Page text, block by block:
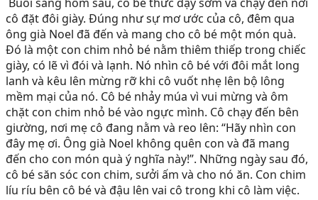
cô đặt đôi giày. Đúng như sự mơ ước của cô, đêm qua
ông già Noel đã đến và mang cho cô bé một món quà.
Đó là một con chim nhỏ bé nằm thiêm thiếp trong chiếc
giày, có lẽ vì đói và lạnh. Nó nhìn cô bé với đôi mắt long
lanh và kêu lên mừng rỡ khi cô vuốt nhẹ lên bộ lông
mềm mại của nó. Cô bé nhảy múa vì vui mừng và ôm
chặt con chim nhỏ bé vào ngực mình. Cô chạy đến bên
giường, nơi mẹ cô đang nằm và reo lên: “Hãy nhìn con
đây mẹ ơi. Ông già Noel không quên con và đã mang
đến cho con món quà ý nghĩa này!”. Những ngày sau đó,
cô bé săn sóc con chim, sưởi ấm và cho nó ăn. Con chim
líu ríu bên cô bé và đậu lên vai cô trong khi cô làm việc.